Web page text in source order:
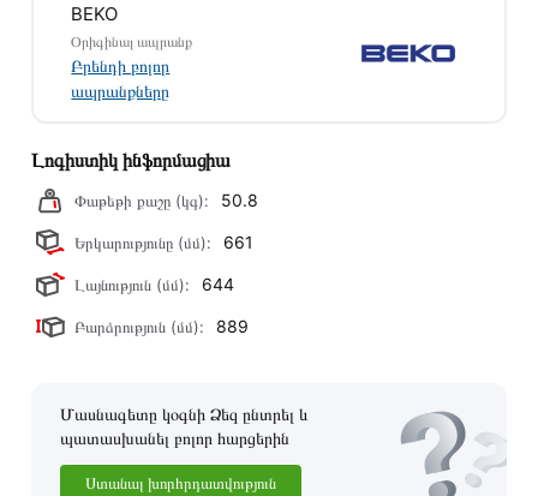
կկապվեն ձեզ հետ՝ համաձայնեցնելու առաքման
պայմանները։ Նախքան առցանց պատվեր տեղադրելը,
խորհուրդ ենք տալիս կարդալ նկարագրությունը,
Տվյալ ապրանքը սետիֆիկացված է և համպատասխանում է
բոլոր ստանդարտներին։ Գնված ապրանքի վերադարձը
կատարվում է 14 օրվա ընթացքում:
BEKO
Օրիգինալ ապրանք
Բրենդի բոլոր
ապրանքները
Լոգիստիկ ինֆորմացիա
Փաթեթի քաշը (կգ): 50.8
Երկարությունը (մմ): 661
Լայնություն (մմ): 644
Բարձրություն (մմ): 889
Մասնագետը կօգնի Ձեզ ընտրել և
պատասխանել բոլոր հարցերին
Ստանալ խորհրդատվություն